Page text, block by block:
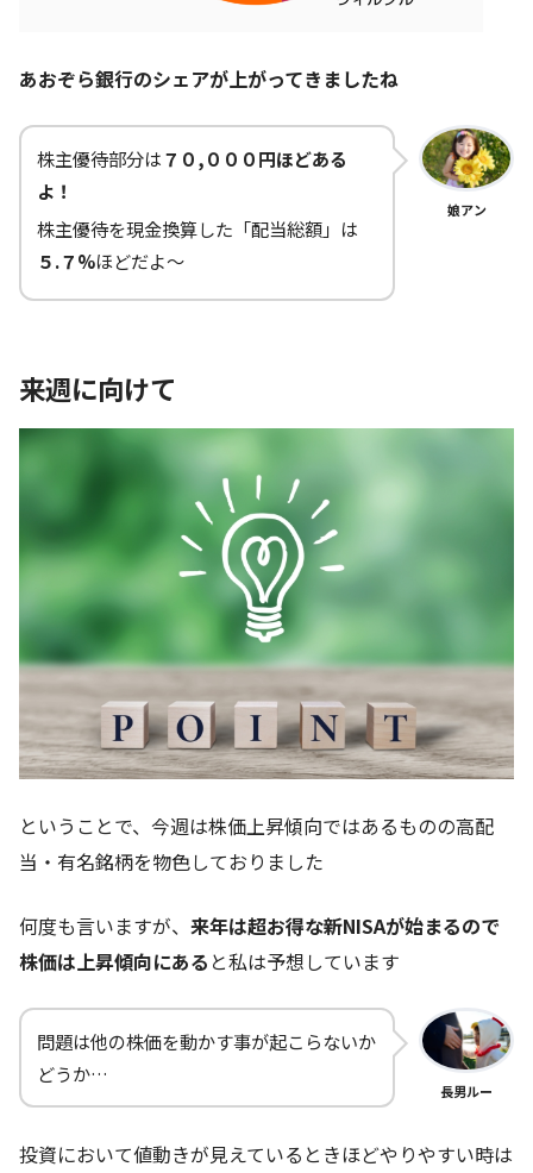
あおぞら銀行のシェアが上がってきましたね
株主優待部分は７０,０００円ほどある
よ！
株主優待を現金換算した「配当総額」は
５.７%ほどだよ～
娘アン
来週に向けて
ということで、今週は株価上昇傾向ではあるものの高配
当・有名銘柄を物色しておりました
何度も言いますが、 来年は超お得な新NISAが始まるので
株価は上昇傾向にある と私は予想しています
問題は他の株価を動かす事が起こらないか
どうか…
長男ルー
投資において値動きが見えているときほどやりやすい時は